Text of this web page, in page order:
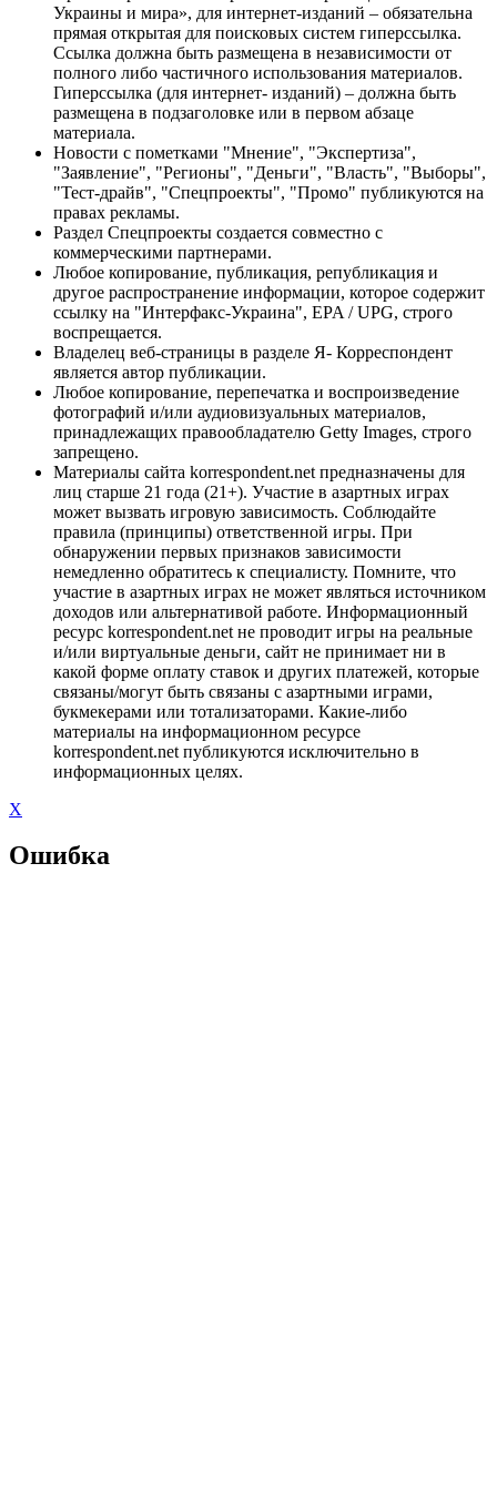
Украины и мира», для интернет-изданий – обязательна
прямая открытая для поисковых систем гиперссылка.
Ссылка должна быть размещена в независимости от
полного либо частичного использования материалов.
Гиперссылка (для интернет- изданий) – должна быть
размещена в подзаголовке или в первом абзаце
материала.
Новости с пометками "Мнение", "Экспертиза",
"Заявление", "Регионы", "Деньги", "Власть", "Выборы",
"Тест-драйв", "Спецпроекты", "Промо" публикуются на
правах рекламы.
Раздел Спецпроекты создается совместно с
коммерческими партнерами.
Любое копирование, публикация, републикация и
другое распространение информации, которое содержит
ссылку на "Интерфакс-Украина", EPA / UPG, строго
воспрещается.
Владелец веб-страницы в разделе Я- Корреспондент
является автор публикации.
Любое копирование, перепечатка и воспроизведение
фотографий и/или аудиовизуальных материалов,
принадлежащих правообладателю Getty Images, строго
запрещено.
Материалы сайта korrespondent.net предназначены для
лиц старше 21 года (21+). Участие в азартных играх
может вызвать игровую зависимость. Соблюдайте
правила (принципы) ответственной игры. При
обнаружении первых признаков зависимости
немедленно обратитесь к специалисту. Помните, что
участие в азартных играх не может являться источником
доходов или альтернативой работе. Информационный
ресурс korrespondent.net не проводит игры на реальные
и/или виртуальные деньги, сайт не принимает ни в
какой форме оплату ставок и других платежей, которые
связаны/могут быть связаны с азартными играми,
букмекерами или тотализаторами. Какие-либо
материалы на информационном ресурсе
korrespondent.net публикуются исключительно в
информационных целях.
X
Ошибка